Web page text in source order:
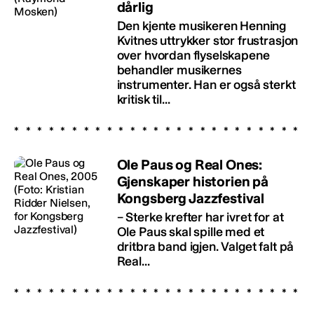
dårlig
Den kjente musikeren Henning
Kvitnes uttrykker stor frustrasjon
over hvordan flyselskapene
behandler musikernes
instrumenter. Han er også sterkt
kritisk til...
Ole Paus og Real Ones:
Gjenskaper historien på
Kongsberg Jazzfestival
– Sterke krefter har ivret for at
Ole Paus skal spille med et
dritbra band igjen. Valget falt på
Real...